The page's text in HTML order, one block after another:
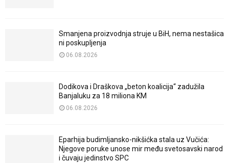
Smanjena proizvodnja struje u BiH, nema nestašica
ni poskupljenja
06.08.2026
Dodikova i Draškova „beton koalicija“ zadužila
Banjaluku za 18 miliona KM
06.08.2026
Eparhija budimljansko-nikšićka stala uz Vučića:
Njegove poruke unose mir među svetosavski narod
i čuvaju jedinstvo SPC